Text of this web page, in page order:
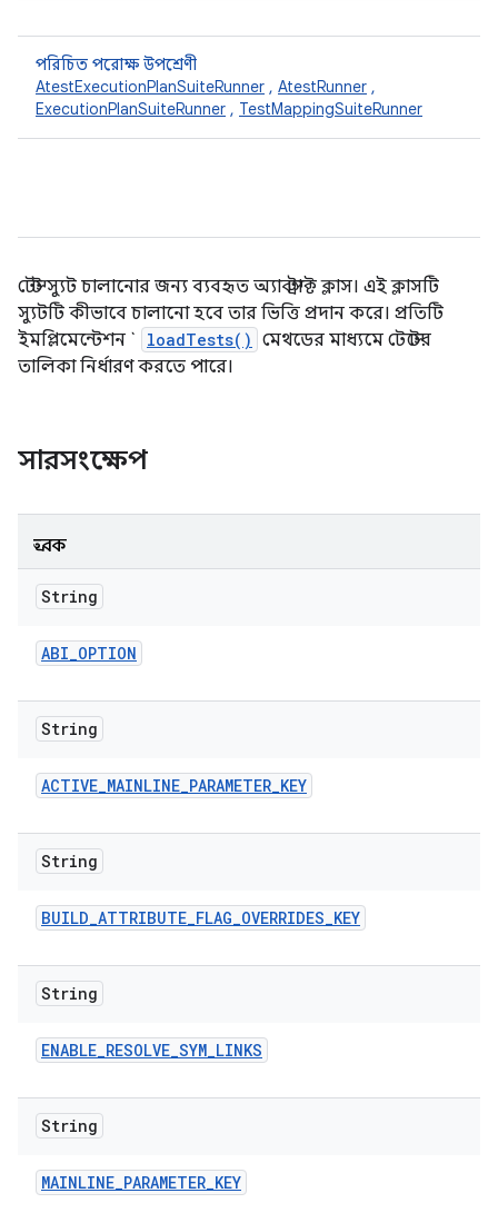
পরিচিত পরোক্ষ উপশ্রেণী
AtestExecutionPlanSuiteRunner , AtestRunner ,
ExecutionPlanSuiteRunner , TestMappingSuiteRunner
টেস্ট স্যুট চালানোর জন্য ব্যবহৃত অ্যাবস্ট্রাক্ট ক্লাস। এই ক্লাসটি
স্যুটটি কীভাবে চালানো হবে তার ভিত্তি প্রদান করে। প্রতিটি
ইমপ্লিমেন্টেশন `
loadTests() মেথডের মাধ্যমে টেস্টের
তালিকা নির্ধারণ করতে পারে।
সারসংক্ষেপ
ধ্রুবক
String
ABI_OPTION
String
ACTIVE_MAINLINE_PARAMETER_KEY
String
BUILD_ATTRIBUTE_FLAG_OVERRIDES_KEY
String
ENABLE_RESOLVE_SYM_LINKS
String
MAINLINE_PARAMETER_KEY